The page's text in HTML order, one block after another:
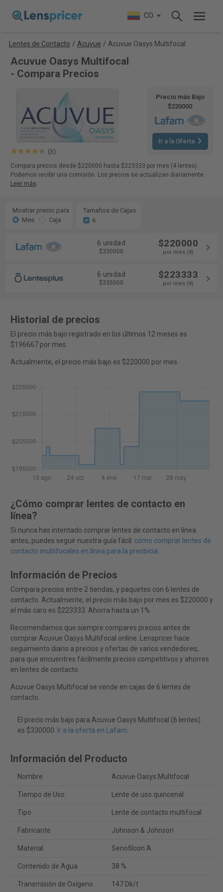
CO
Lentes de Contacto / Acuvue / Acuvue Oasys Multifocal
Acuvue Oasys Multifocal
- Compara Precios
(3)
Precio más Bajo
$220000
Ir a la Oferta
Compara precios desde $220000 hasta $223333 por mes (4 lentes).
Podemos recibir una comisión. Los precios se actualizan diariamente.
Leer más.
Mostrar precio para
Mes
Caja
Tamaños de Cajas
6
6 unidad
$330000
$220000
por mes (4)
6 unidad
$335000
$223333
por mes (4)
Historial de precios
El precio más bajo registrado en los últimos 12 meses es
$196667 por mes.
Actualmente, el precio más bajo es $220000 por mes.
¿Cómo comprar lentes de contacto en
línea?
Si nunca has intentado comprar lentes de contacto en línea
antes, puedes seguir nuestra guía fácil: cómo comprar lentes de
contacto multifocales en línea para la presbicia.
Información de Precios
Compara precios entre 2 tiendas, y paquetes con 6 lentes de
contacto. Actualmente, el precio más bajo por mes es $220000 y
el más caro es $223333. Ahorra hasta un 1%
Recomendamos que siempre compares precios antes de
comprar Acuvue Oasys Multifocal online. Lenspricer hace
seguimiento diario a precios y ofertas de varios vendedores,
para que encuentres fácilmente precios competitivos y ahorres
en lentes de contacto.
Acuvue Oasys Multifocal se vende en cajas de 6 lentes de
contacto.
El precio más bajo para Acuvue Oasys Multifocal (6 lentes)
es $330000. Ir a la oferta en Lafam.
Información del Producto
Nombre Acuvue Oasys Multifocal
Tiempo de Uso Lente de uso quincenal
Tipo Lente de contacto multifocal
Fabricante Johnson & Johnson
Material Senofilcon A
Contenido de Agua 38 %
Transmisión de Oxígeno 147 Dk/t